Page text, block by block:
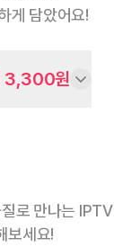
게 담았어요!
3,300원
로 만나는 IPTV
보세요!